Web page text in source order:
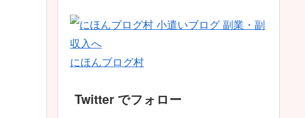
にほんブログ村
Twitter でフォロー